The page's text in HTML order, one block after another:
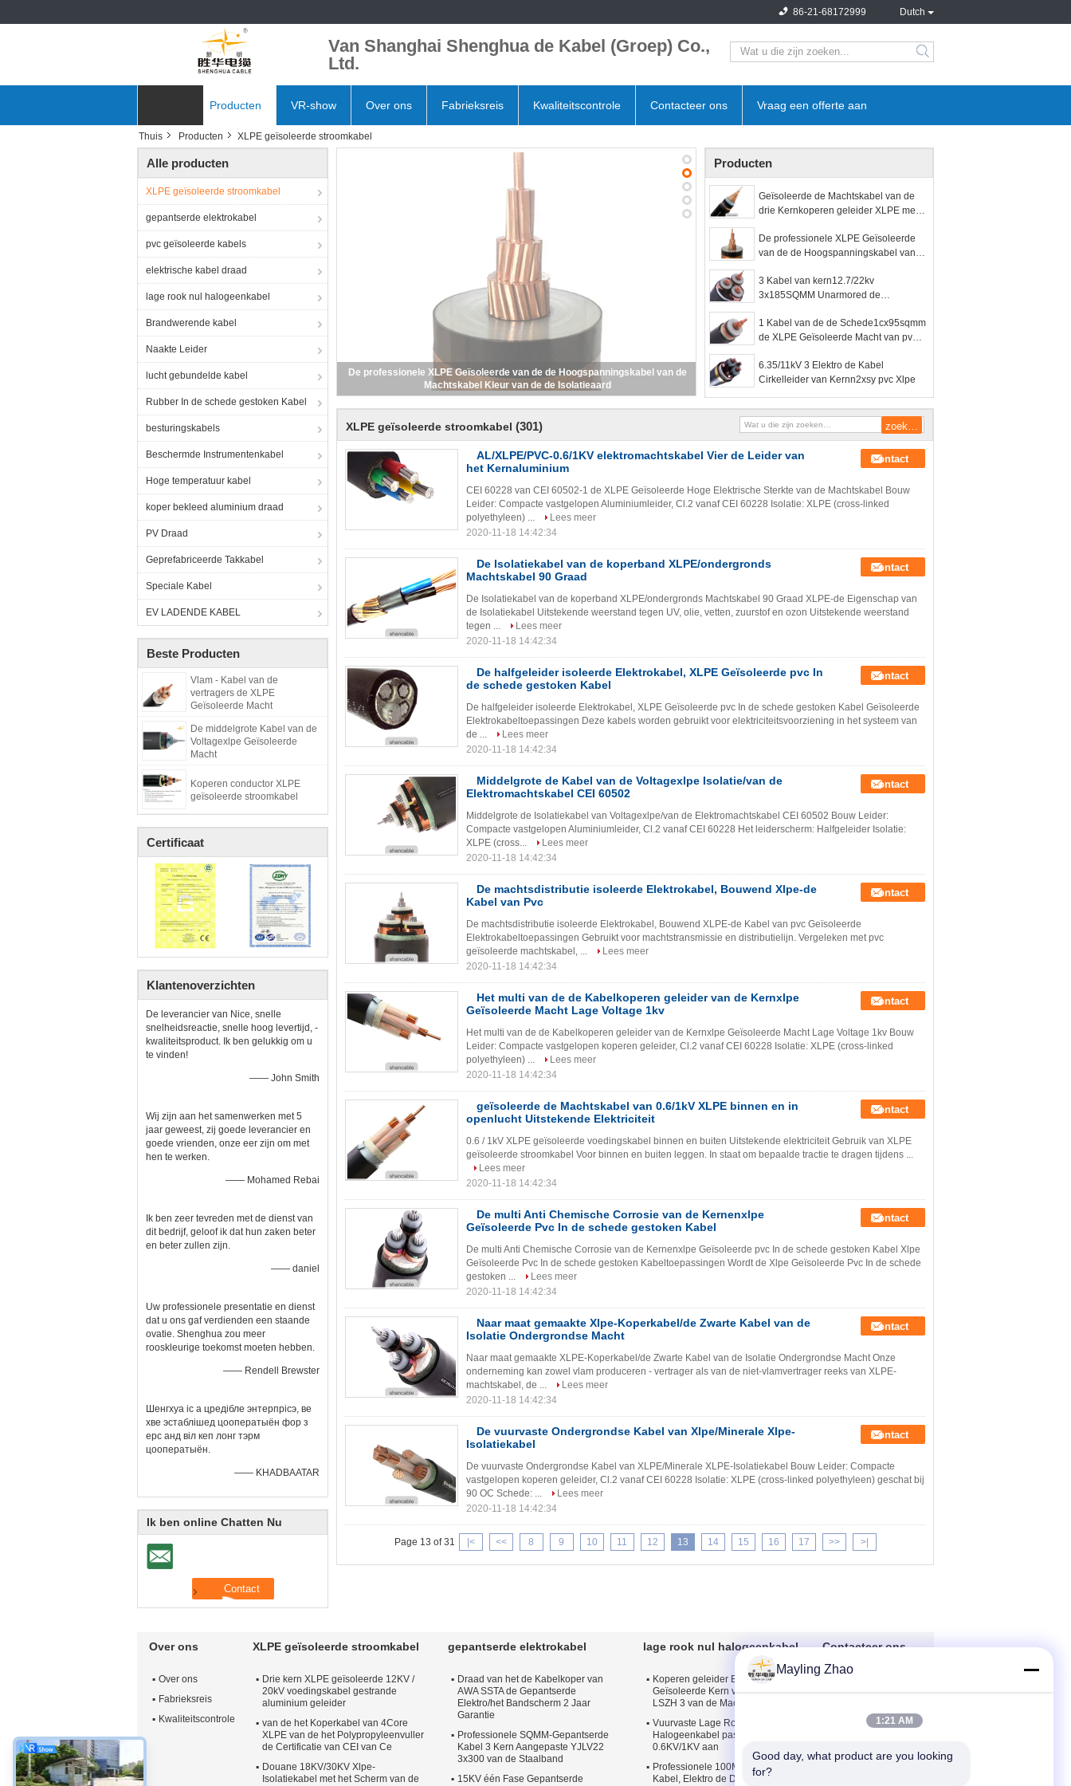
Dutch
86-21-68172999
Van Shanghai Shenghua de Kabel (Groep) Co.,
Ltd.
search
Producten VR-show Over ons Fabrieksreis Kwaliteitscontrole Contacteer ons Vraag een offerte aan
Nieuws
Thuis Producten XLPE geïsoleerde stroomkabel
Alle producten
XLPE geïsoleerde stroomkabel
gepantserde elektrokabel
pvc geïsoleerde kabels
elektrische kabel draad
lage rook nul halogeenkabel
Brandwerende kabel
Naakte Leider
lucht gebundelde kabel
Rubber In de schede gestoken Kabel
besturingskabels
Beschermde Instrumentenkabel
Hoge temperatuur kabel
koper bekleed aluminium draad
PV Draad
Geprefabriceerde Takkabel
Speciale Kabel
EV LADENDE KABEL
Beste Producten
Vlam - Kabel van de
vertragers de XLPE
Geïsoleerde Macht
De middelgrote Kabel van de
Voltagexlpe Geïsoleerde
Macht
Koperen conductor XLPE
geïsoleerde stroomkabel
Certificaat
Klantenoverzichten
De leverancier van Nice, snelle
snelheidsreactie, snelle hoog levertijd, -
kwaliteitsproduct. Ik ben gelukkig om u
te vinden!
—— John Smith
Wij zijn aan het samenwerken met 5
jaar geweest, zij goede leverancier en
goede vrienden, onze eer zijn om met
hen te werken.
—— Mohamed Rebai
Ik ben zeer tevreden met de dienst van
dit bedrijf, geloof ik dat hun zaken beter
en beter zullen zijn.
—— daniel
Uw professionele presentatie en dienst
dat u ons gaf verdienden een staande
ovatie. Shenghua zou meer
rooskleurige toekomst moeten hebben.
—— Rendell Brewster
Шенгхуа іс а цредібле энтерпрісэ, ве
хве эстаблішед цооператыён фор з
ерс анд віл кеп лонг тэрм
цооператыён.
—— KHADBAATAR
Ik ben online Chatten Nu
De professionele XLPE Geïsoleerde van de de Hoogspanningskabel van de
Machtskabel Kleur van de de Isolatieaard
Producten
Geïsoleerde de Machtskabel van de
drie Kernkoperen geleider XLPE met
De professionele XLPE Geïsoleerde
van de de Hoogspanningskabel van
Isolatieaard
3 Kabel van kern12.7/22kv
3x185SQMM Unarmored de
1 Kabel van de de Schede1cx95sqmm
de XLPE Geïsoleerde Macht van pvc
6.35/11kV 3 Elektro de Kabel
Cirkelleider van Kernn2xsy pvc Xlpe
XLPE geïsoleerde stroomkabel (301)
AL/XLPE/PVC-0.6/1KV elektromachtskabel Vier de Leider van
het Kernaluminium
Contact
CEI 60228 van CEI 60502-1 de XLPE Geïsoleerde Hoge Elektrische Sterkte van de Machtskabel Bouw
Leider: Compacte vastgelopen Aluminiumleider, Cl.2 vanaf CEI 60228 Isolatie: XLPE (cross-linked
polyethyleen) ...
Lees meer
2020-11-18 14:42:34
De Isolatiekabel van de koperband XLPE/ondergronds
Machtskabel 90 Graad
Contact
De Isolatiekabel van de koperband XLPE/ondergronds Machtskabel 90 Graad XLPE-de Eigenschap van
de Isolatiekabel Uitstekende weerstand tegen UV, olie, vetten, zuurstof en ozon Uitstekende weerstand
tegen ...
Lees meer
2020-11-18 14:42:34
De halfgeleider isoleerde Elektrokabel, XLPE Geïsoleerde pvc In
de schede gestoken Kabel
Contact
De halfgeleider isoleerde Elektrokabel, XLPE Geïsoleerde pvc In de schede gestoken Kabel Geïsoleerde
Elektrokabeltoepassingen Deze kabels worden gebruikt voor elektriciteitsvoorziening in het systeem van
de ...
Lees meer
2020-11-18 14:42:34
Middelgrote de Kabel van de Voltagexlpe Isolatie/van de
Elektromachtskabel CEI 60502
Contact
Middelgrote de Isolatiekabel van Voltagexlpe/van de Elektromachtskabel CEI 60502 Bouw Leider:
Compacte vastgelopen Aluminiumleider, Cl.2 vanaf CEI 60228 Het leiderscherm: Halfgeleider Isolatie:
XLPE (cross...
Lees meer
2020-11-18 14:42:34
De machtsdistributie isoleerde Elektrokabel, Bouwend Xlpe-de
Kabel van Pvc
Contact
De machtsdistributie isoleerde Elektrokabel, Bouwend XLPE-de Kabel van pvc Geïsoleerde
Elektrokabeltoepassingen Gebruikt voor machtstransmissie en distributielijn. Vergeleken met pvc
geïsoleerde machtskabel, ...
Lees meer
2020-11-18 14:42:34
Het multi van de de Kabelkoperen geleider van de Kernxlpe
Geïsoleerde Macht Lage Voltage 1kv
Contact
Het multi van de de Kabelkoperen geleider van de Kernxlpe Geïsoleerde Macht Lage Voltage 1kv Bouw
Leider: Compacte vastgelopen koperen geleider, Cl.2 vanaf CEI 60228 Isolatie: XLPE (cross-linked
polyethyleen) ...
Lees meer
2020-11-18 14:42:34
geïsoleerde de Machtskabel van 0.6/1kV XLPE binnen en in
openlucht Uitstekende Elektriciteit
Contact
0.6 / 1kV XLPE geïsoleerde voedingskabel binnen en buiten Uitstekende elektriciteit Gebruik van XLPE
geïsoleerde stroomkabel Voor binnen en buiten leggen. In staat om bepaalde tractie te dragen tijdens ...
Lees meer
2020-11-18 14:42:34
De multi Anti Chemische Corrosie van de Kernenxlpe
Geïsoleerde Pvc In de schede gestoken Kabel
Contact
De multi Anti Chemische Corrosie van de Kernenxlpe Geïsoleerde pvc In de schede gestoken Kabel Xlpe
Geïsoleerde Pvc In de schede gestoken Kabeltoepassingen Wordt de Xlpe Geïsoleerde Pvc In de schede
gestoken ...
Lees meer
2020-11-18 14:42:34
Naar maat gemaakte Xlpe-Koperkabel/de Zwarte Kabel van de
Isolatie Ondergrondse Macht
Contact
Naar maat gemaakte XLPE-Koperkabel/de Zwarte Kabel van de Isolatie Ondergrondse Macht Onze
onderneming kan zowel vlam produceren - vertrager als van de niet-vlamvertrager reeks van XLPE-
machtskabel, de ...
Lees meer
2020-11-18 14:42:34
De vuurvaste Ondergrondse Kabel van Xlpe/Minerale Xlpe-
Isolatiekabel
Contact
De vuurvaste Ondergrondse Kabel van XLPE/Minerale XLPE-Isolatiekabel Bouw Leider: Compacte
vastgelopen koperen geleider, Cl.2 vanaf CEI 60228 Isolatie: XLPE (cross-linked polyethyleen) geschat bij
90 OC Schede: ...
Lees meer
2020-11-18 14:42:34
Page 13 of 31 |< << 8 9 10 11 12 13 14 15 16 17 >> >|
Over ons
Over ons
Fabrieksreis
Kwaliteitscontrole
XLPE geïsoleerde stroomkabel
Drie kern XLPE geïsoleerde 12KV /
20kV voedingskabel gestrande
aluminium geleider
van de het Koperkabel van 4Core
XLPE van de het Polypropyleenvuller
de Certificatie van CEI van Ce
Douane 18KV/30KV Xlpe-
Isolatiekabel met het Scherm van de
gepantserde elektrokabel
Draad van het de Kabelkoper van
AWA SSTA de Gepantserde
Elektro/het Bandscherm 2 Jaar
Garantie
Professionele SQMM-Gepantserde
Kabel 3 Kern Aangepaste YJLV22
3x300 van de Staalband
15KV één Fase Gepantserde
lage rook nul halogeenkabel
Koperen geleider EPR/de XLPE
Geïsoleerde Kern van SWA MV
LSZH 3 van de Machtskabel
Vuurvaste Lage Rook Nul
Halogeenkabel paste 4 Kernen
0.6KV/1KV aan
Professionele 100M Lengtelszh
Kabel, Elektro de Draadbroodje
Contacteer ons
Mobiele site
Mayling Zhao
1:21 AM
Good day, what product are you looking
for?